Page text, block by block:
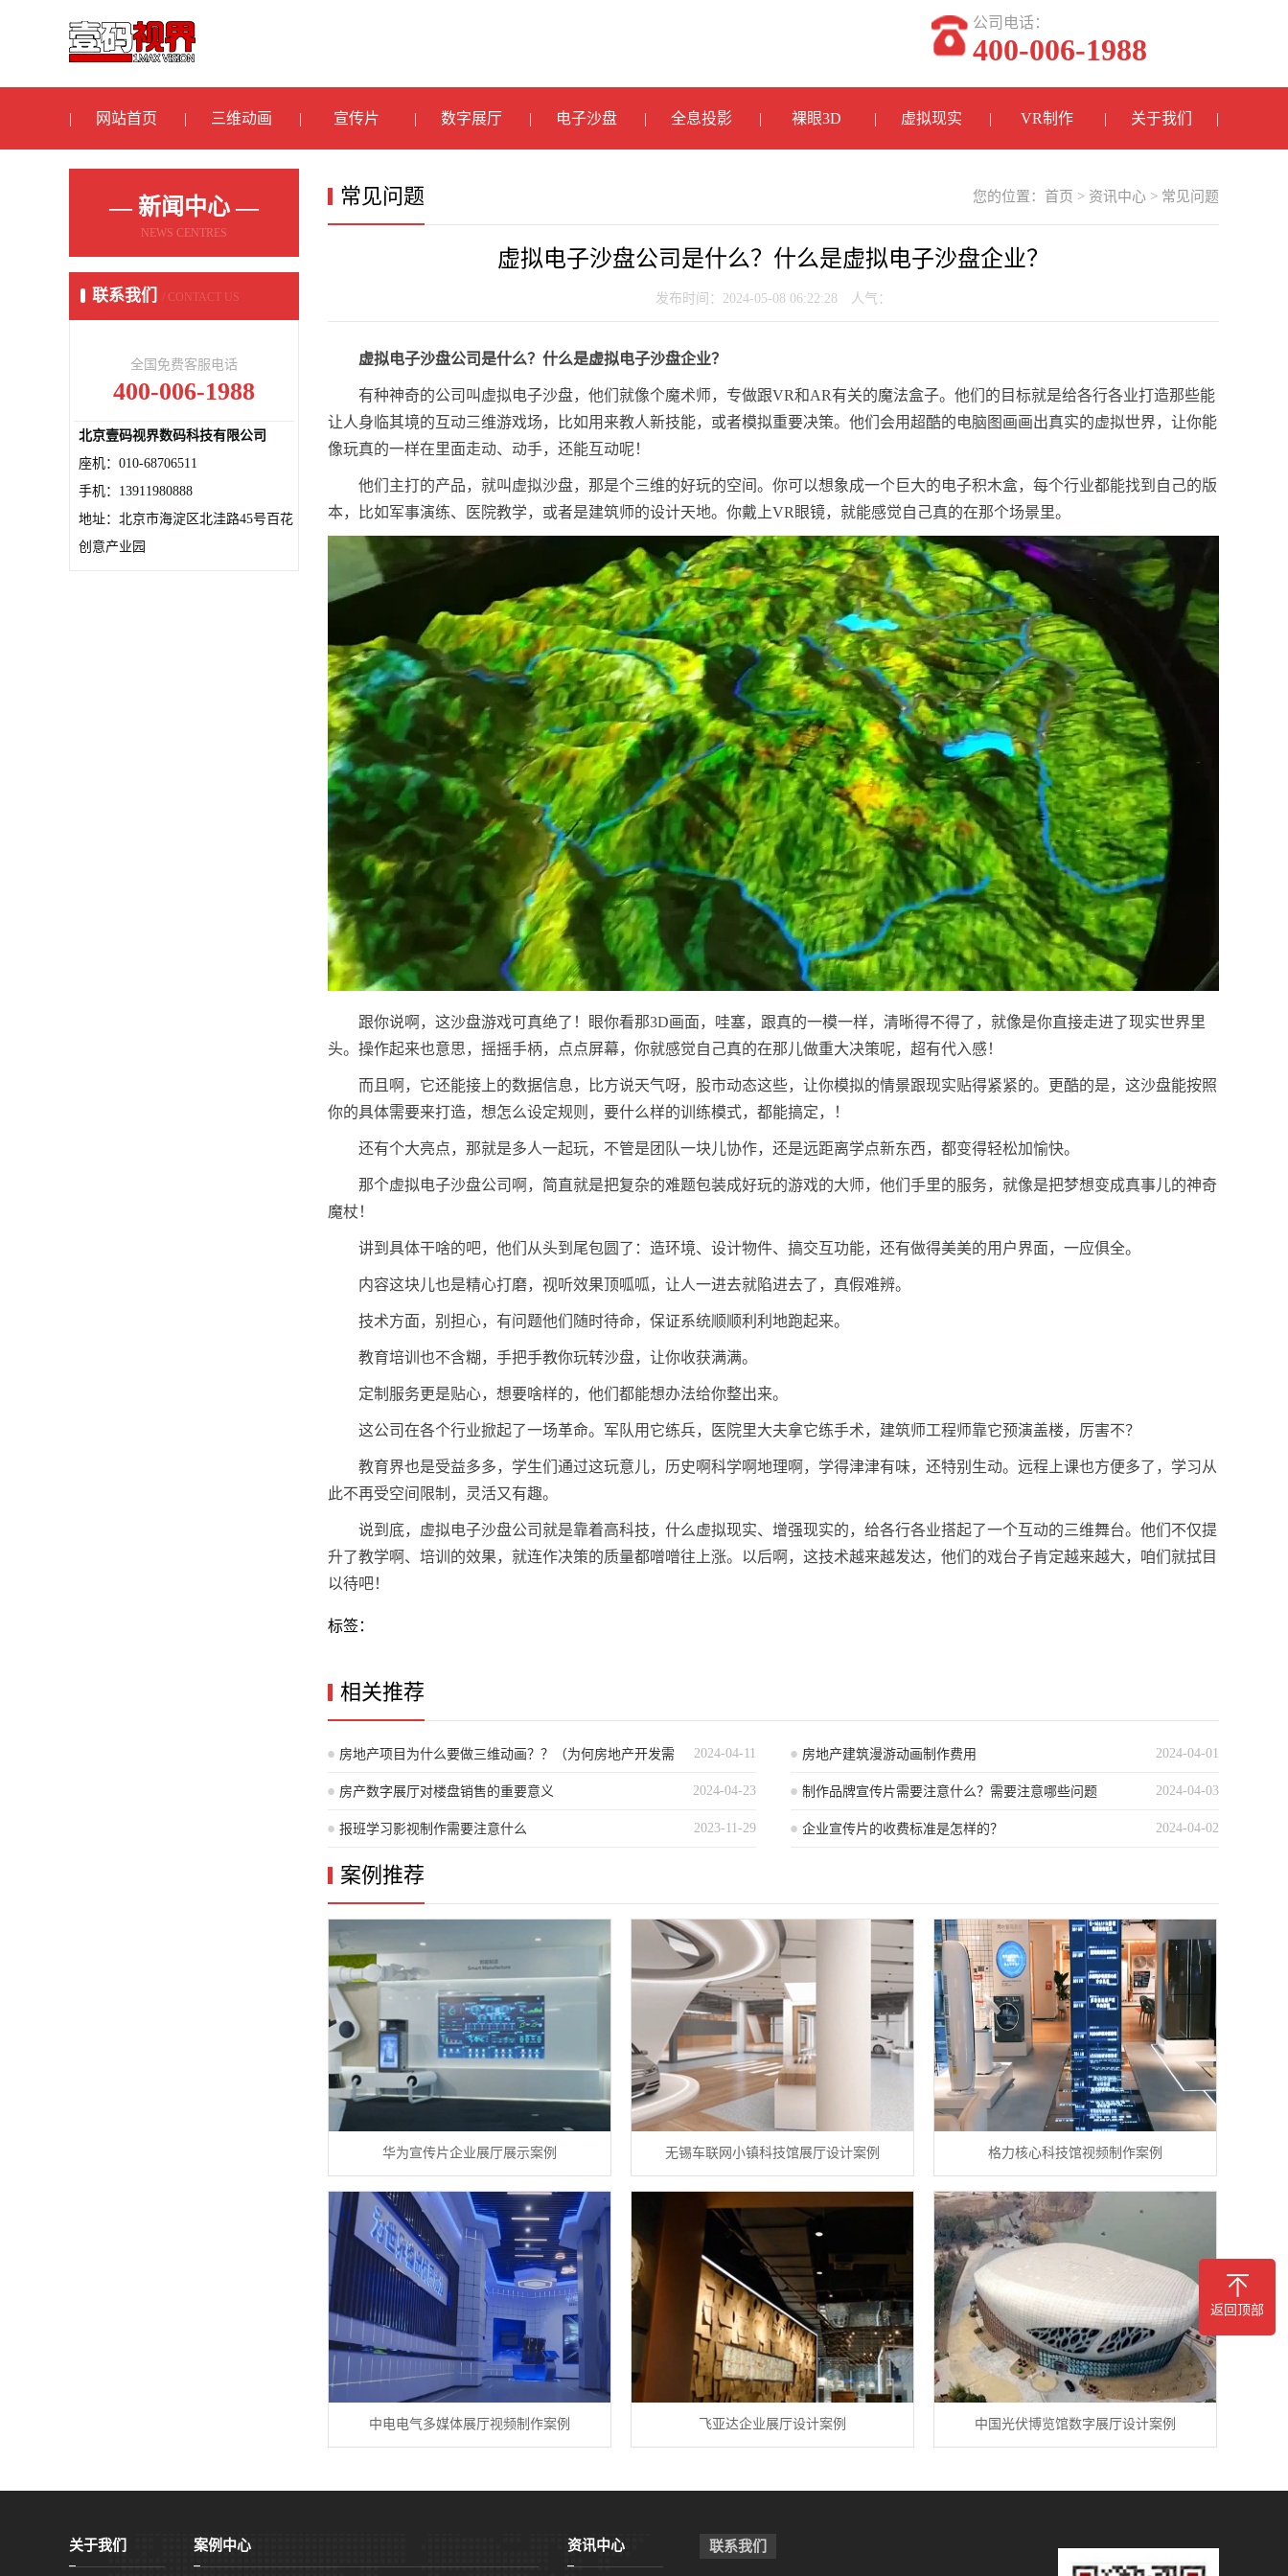
公司电话：
400-006-1988
网站首页 三维动画 宣传片 数字展厅 电子沙盘 全息投影 裸眼3D 虚拟现实 VR制作 关于我们
— 新闻中心 —
NEWS CENTRES
联系我们 / CONTACT US
全国免费客服电话
400-006-1988
北京壹码视界数码科技有限公司
座机：010-68706511
手机：13911980888
地址：北京市海淀区北洼路45号百花
创意产业园
您的位置： 首页 > 资讯中心 > 常见问题
常见问题
虚拟电子沙盘公司是什么？什么是虚拟电子沙盘企业？
发布时间：2024-05-08 06:22:28 人气：
虚拟电子沙盘公司是什么？什么是虚拟电子沙盘企业？
有种神奇的公司叫虚拟电子沙盘，他们就像个魔术师，专做跟VR和AR有关的魔法盒子。他们的目标就是给各行各业打造那些能
让人身临其境的互动三维游戏场，比如用来教人新技能，或者模拟重要决策。他们会用超酷的电脑图画画出真实的虚拟世界，让你能
像玩真的一样在里面走动、动手，还能互动呢！
他们主打的产品，就叫虚拟沙盘，那是个三维的好玩的空间。你可以想象成一个巨大的电子积木盒，每个行业都能找到自己的版
本，比如军事演练、医院教学，或者是建筑师的设计天地。你戴上VR眼镜，就能感觉自己真的在那个场景里。
跟你说啊，这沙盘游戏可真绝了！眼你看那3D画面，哇塞，跟真的一模一样，清晰得不得了，就像是你直接走进了现实世界里
头。操作起来也意思，摇摇手柄，点点屏幕，你就感觉自己真的在那儿做重大决策呢，超有代入感！
而且啊，它还能接上的数据信息，比方说天气呀，股市动态这些，让你模拟的情景跟现实贴得紧紧的。更酷的是，这沙盘能按照
你的具体需要来打造，想怎么设定规则，要什么样的训练模式，都能搞定，！
还有个大亮点，那就是多人一起玩，不管是团队一块儿协作，还是远距离学点新东西，都变得轻松加愉快。
那个虚拟电子沙盘公司啊，简直就是把复杂的难题包装成好玩的游戏的大师，他们手里的服务，就像是把梦想变成真事儿的神奇
魔杖！
讲到具体干啥的吧，他们从头到尾包圆了：造环境、设计物件、搞交互功能，还有做得美美的用户界面，一应俱全。
内容这块儿也是精心打磨，视听效果顶呱呱，让人一进去就陷进去了，真假难辨。
技术方面，别担心，有问题他们随时待命，保证系统顺顺利利地跑起来。
教育培训也不含糊，手把手教你玩转沙盘，让你收获满满。
定制服务更是贴心，想要啥样的，他们都能想办法给你整出来。
这公司在各个行业掀起了一场革命。军队用它练兵，医院里大夫拿它练手术，建筑师工程师靠它预演盖楼，厉害不？
教育界也是受益多多，学生们通过这玩意儿，历史啊科学啊地理啊，学得津津有味，还特别生动。远程上课也方便多了，学习从
此不再受空间限制，灵活又有趣。
说到底，虚拟电子沙盘公司就是靠着高科技，什么虚拟现实、增强现实的，给各行各业搭起了一个互动的三维舞台。他们不仅提
升了教学啊、培训的效果，就连作决策的质量都噌噌往上涨。以后啊，这技术越来越发达，他们的戏台子肯定越来越大，咱们就拭目
以待吧！
标签：
相关推荐
2024-04-11
房地产项目为什么要做三维动画？？（为何房地产开发需
重视三维动画制作？）
2024-04-01
房地产建筑漫游动画制作费用
2024-04-23
房产数字展厅对楼盘销售的重要意义 2024-04-03
制作品牌宣传片需要注意什么？需要注意哪些问题
2023-11-29
报班学习影视制作需要注意什么 2024-04-02
企业宣传片的收费标准是怎样的？
案例推荐
华为宣传片企业展厅展示案例 无锡车联网小镇科技馆展厅设计案例 格力核心科技馆视频制作案例
中电电气多媒体展厅视频制作案例 飞亚达企业展厅设计案例 中国光伏博览馆数字展厅设计案例
关于我们 案例中心 资讯中心 联系我们
返回顶部